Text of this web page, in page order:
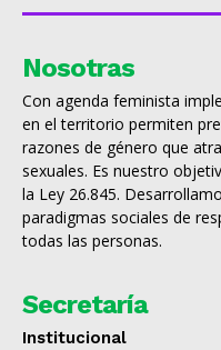
Nosotras
Con agenda feminista
en el territorio permiten
razones de género que
sexuales. Es nuestro
la Ley 26.845.
paradigmas sociales de
todas las personas.
Secretaría
Institucional